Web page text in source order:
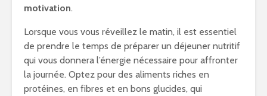
motivation.
Lorsque vous vous réveillez le matin, il est essentiel
de prendre le temps de préparer un déjeuner nutritif
qui vous donnera l’énergie nécessaire pour affronter
la journée. Optez pour des aliments riches en
protéines, en fibres et en bons glucides, qui